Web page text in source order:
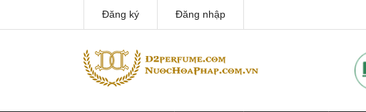
Đăng ký Đăng nhập